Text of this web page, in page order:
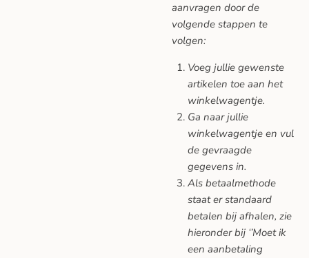
aanvragen door de
volgende stappen te
volgen:
Voeg jullie gewenste
artikelen toe aan het
winkelwagentje.
Ga naar jullie
winkelwagentje en vul
de gevraagde
gegevens in.
Als betaalmethode
staat er standaard
betalen bij afhalen, zie
hieronder bij ‘’Moet ik
een aanbetaling